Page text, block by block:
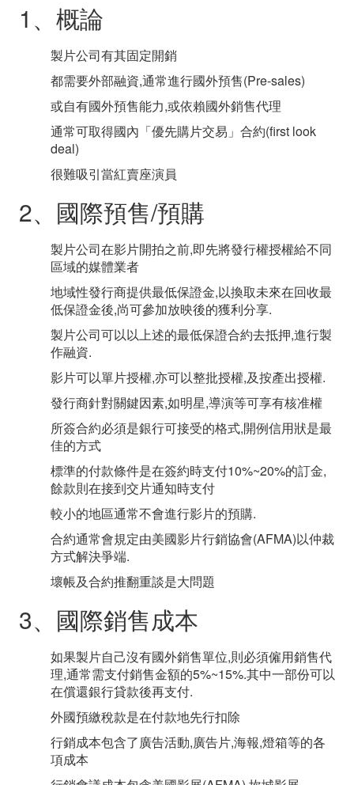
1、概論
製片公司有其固定開銷
都需要外部融資,通常進行國外預售(Pre-sales)
或自有國外預售能力,或依賴國外銷售代理
通常可取得國內「優先購片交易」合約(first look
deal)
很難吸引當紅賣座演員
2、國際預售/預購
製片公司在影片開拍之前,即先將發行權授權給不同
區域的媒體業者
地域性發行商提供最低保證金,以換取未來在回收最
低保證金後,尚可參加放映後的獲利分享.
製片公司可以以上述的最低保證合約去抵押,進行製
作融資.
影片可以單片授權,亦可以整批授權,及按產出授權.
發行商針對關鍵因素,如明星,導演等可享有核准權
所簽合約必須是銀行可接受的格式,開例信用狀是最
佳的方式
標準的付款條件是在簽約時支付10%~20%的訂金,
餘款則在接到交片通知時支付
較小的地區通常不會進行影片的預購.
合約通常會規定由美國影片行銷協會(AFMA)以仲裁
方式解決爭端.
壞帳及合約推翻重談是大問題
3、國際銷售成本
如果製片自己沒有國外銷售單位,則必須僱用銷售代
理,通常需支付銷售金額的5%~15%.其中一部份可以
在償還銀行貸款後再支付.
外國預繳稅款是在付款地先行扣除
行銷成本包含了廣告活動,廣告片,海報,燈箱等的各
項成本